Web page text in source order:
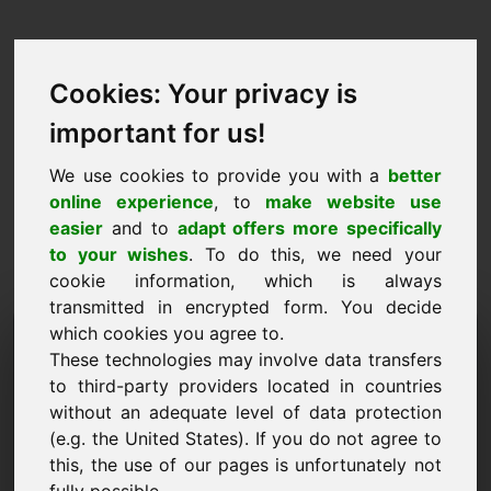
Cookies: Your privacy is
important for us!
We use cookies to provide you with a better
online experience, to make website use
easier and to adapt offers more specifically
to your wishes. To do this, we need your
cookie information, which is always
transmitted in encrypted form. You decide
which cookies you agree to.
These technologies may involve data transfers
to third-party providers located in countries
without an adequate level of data protection
(e.g. the United States). If you do not agree to
this, the use of our pages is unfortunately not
أرغب في تقديم عرض سعر للنطاق wcs.eu.
اسم الشركة